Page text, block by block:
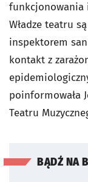
funkcjonowania
Władze teatru
inspektorem
kontakt z
poinformowała
Teatru
BĄDŹ NA